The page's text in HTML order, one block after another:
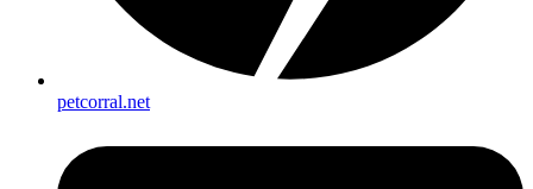
petcorral.net